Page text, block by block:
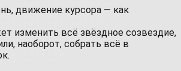
движение курсора — как
изменить всё звёздное созвездие,
наоборот, собрать всё в